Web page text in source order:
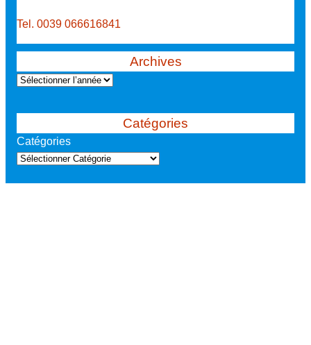
Tel. 0039 066616841
Archives
A
c
i
v
Catégories
Catégories